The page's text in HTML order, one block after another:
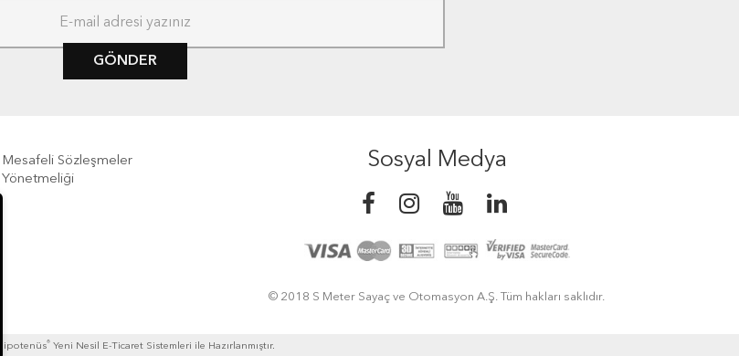
GÖNDER
Mesafeli Sözleşmeler
Yönetmeliği
Sosyal Medya
© 2018 S Meter Sayaç ve Otomasyon A.Ş. Tüm hakları saklıdır.
Hipotenüs® Yeni Nesil E-Ticaret Sistemleri ile Hazırlanmıştır.